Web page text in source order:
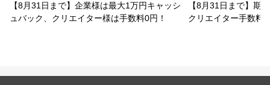
【8月31日まで】企業様は最大1万円キャッシ
ュバック、クリエイター様は手数料0円！
【8月31日まで】期
クリエイター手数料